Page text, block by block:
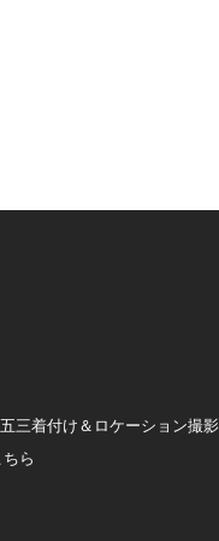
三着付け＆ロケーション撮影
ら